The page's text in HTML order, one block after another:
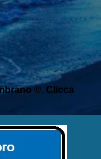
©. Clicca